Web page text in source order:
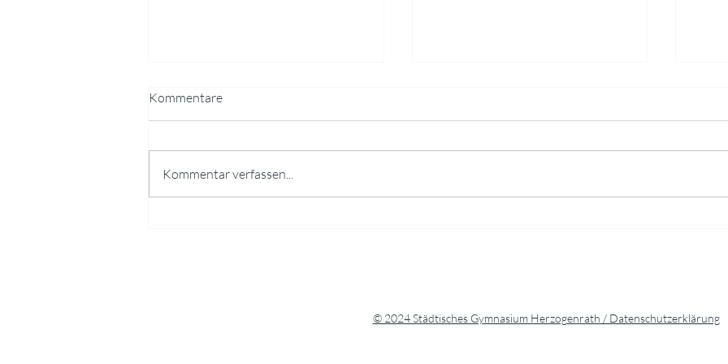
Kommentare
Kommentar verfassen...
© 2024 Städtisches Gymnasium Herzogenrath / Datenschutzerklärung